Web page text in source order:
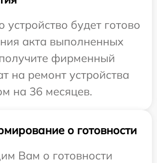
устройство будет готово
акта выполненных
фирменный
на ремонт устройства
на 36 месяцев.
о готовности
Вам о готовности